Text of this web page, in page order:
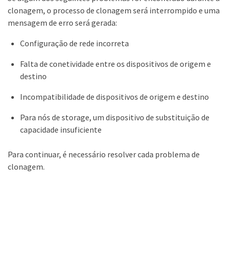
clonagem, o processo de clonagem será interrompido e uma
mensagem de erro será gerada:
Configuração de rede incorreta
Falta de conetividade entre os dispositivos de origem e
destino
Incompatibilidade de dispositivos de origem e destino
Para nós de storage, um dispositivo de substituição de
capacidade insuficiente
Para continuar, é necessário resolver cada problema de
clonagem.